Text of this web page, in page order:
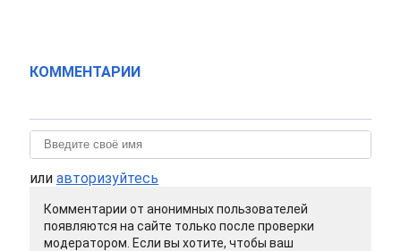
КОММЕНТАРИИ
или авторизуйтесь
Комментарии от анонимных пользователей
появляются на сайте только после проверки
модератором. Если вы хотите, чтобы ваш